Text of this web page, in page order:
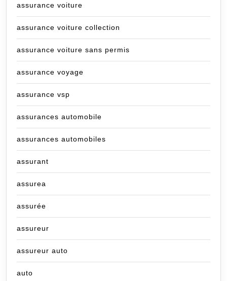
assurance voiture
assurance voiture collection
assurance voiture sans permis
assurance voyage
assurance vsp
assurances automobile
assurances automobiles
assurant
assurea
assurée
assureur
assureur auto
auto